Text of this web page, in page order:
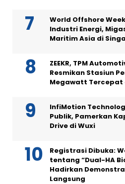
World Offshore
Industri Energi,
Maritim Asia di
ZEEKR, TPM
Resmikan Stasiun
Megawatt Tercepat
InfiMotion
Publik, Pamerkan
Drive di Wuxi
Registrasi Dibuka:
tentang “Dual-HA
Hadirkan
Langsung